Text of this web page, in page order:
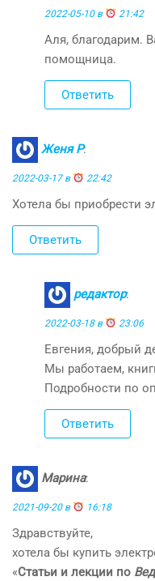
2022-05-10 в 21:42
Аля, благодарим.
помощница.
Ответить
Женя Р:
2022-03-17 в 22:42
Хотела бы приобрести
Ответить
редактор:
2022-03-18 в 23:06
Евгения, добрый
Мы работаем,
Подробности по
Ответить
Марина:
2021-09-20 в 16:18
Здравствуйте,
хотела бы купить
«Статьи и лекции по